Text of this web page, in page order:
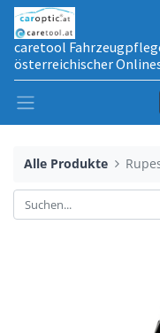
caretool
österreichischer
Alle Produkte